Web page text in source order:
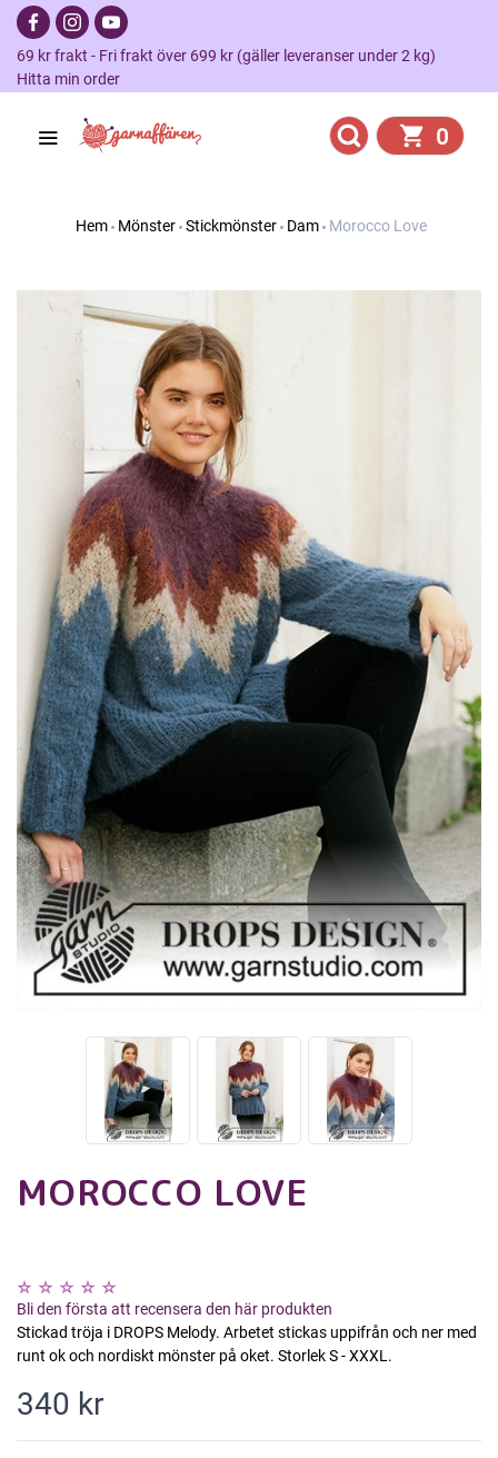
69 kr frakt - Fri frakt över 699 kr (gäller leveranser under 2 kg)
Hitta min order
0
Hem Mönster Stickmönster Dam Morocco Love
MOROCCO LOVE
Bli den första att recensera den här produkten
Stickad tröja i DROPS Melody. Arbetet stickas uppifrån och ner med
runt ok och nordiskt mönster på oket. Storlek S - XXXL.
340 kr